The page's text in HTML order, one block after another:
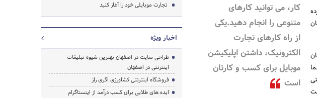
کار، می توانید کارهای
متنوعی را انجام دهید.یکی
از راه کارهای تجارت
الکترونیک، داشتن اپلیکیشن
موبایل برای کسب و کارتان
است
تجارت موبایلی خود را آغاز کنید
اخبار ویژه
طراحی سایت در اصفهان بهترین شیوه تبلیغات
اینترنتی در اصفهان
فروشگاه اینترنتی کشاورزی اگری راز
ایده های طلایی برای کسب درآمد از اینستاگرام